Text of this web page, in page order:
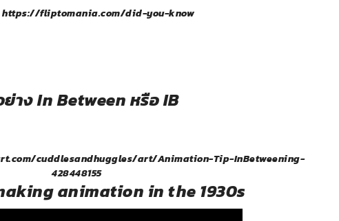
https://fliptomania.com/did-you-know
าง In Between หรือ IB
cuddlesandhuggles/art/Animation-Tip-InBetweening-
428448155
animation in the 1930s